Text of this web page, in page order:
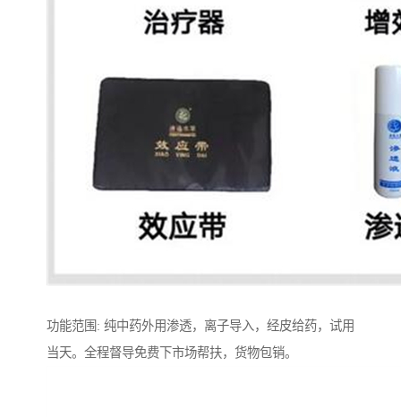
功能范围: 纯中药外用渗透，离子导入，经皮给药，试用
当天。全程督导免费下市场帮扶，货物包销。